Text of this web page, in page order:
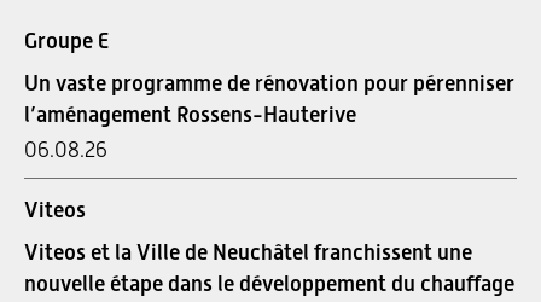
Groupe E
Un vaste programme de rénovation pour pérenniser
l’aménagement Rossens-Hauterive
06.08.26
Viteos
Viteos et la Ville de Neuchâtel franchissent une
nouvelle étape dans le développement du chauffage